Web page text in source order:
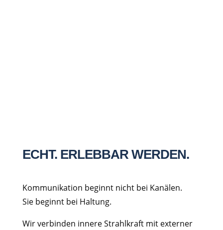
ECHT. ERLEBBAR WERDEN.
Kommunikation beginnt nicht bei Kanälen.
Sie beginnt bei Haltung.
Wir verbinden innere Strahlkraft mit externer